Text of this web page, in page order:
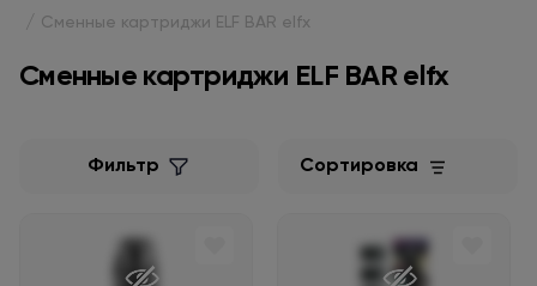
Сменные картриджи ELF BAR elfx
Сменные картриджи ELF BAR elfx
Фильтр Сортировка